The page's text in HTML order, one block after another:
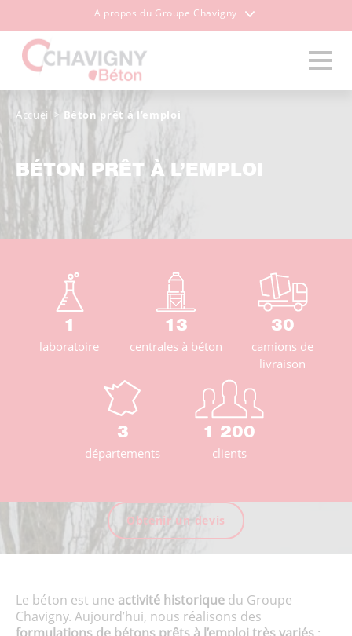
A propos du Groupe Chavigny
Accueil > Béton prêt à l’emploi
BÉTON PRÊT À L’EMPLOI
1
laboratoire
13
centrales à béton
30
camions de
livraison
3
départements
1 200
clients
Obtenir un devis
Le béton est une activité historique du Groupe
Chavigny. Aujourd’hui, nous réalisons des